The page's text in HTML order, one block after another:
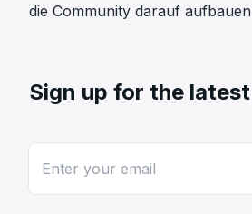
die Community darauf
Sign up for the